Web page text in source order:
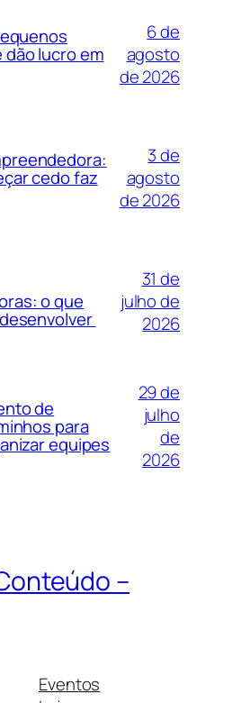
lucro em
6 de
agosto
de 2026
cedo faz
3 de
agosto
de 2026
o que
31 de
julho de
2026
de
para
equipes
29 de
julho
de
2026
–
Eventos